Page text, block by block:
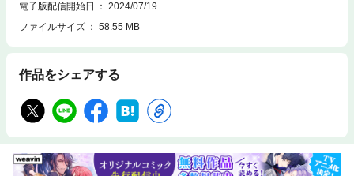
電子版配信開始日
2024/07/19
ファイルサイズ
58.55 MB
作品をシェアする